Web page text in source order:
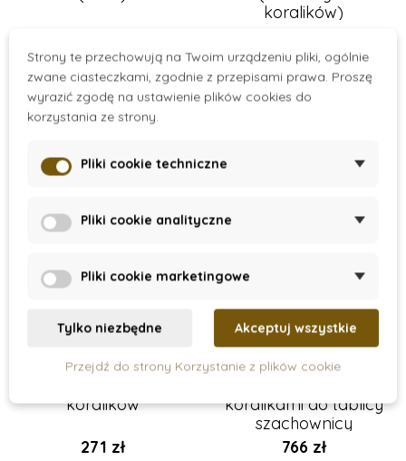
Dodaj do koszyka
koralików)
Dodaj do koszyka
koralików
271 zł
On Stock
koralikami do tablicy
szachownicy
766 zł
Strony te przechowują na Twoim urządzeniu pliki, ogólnie
zwane ciasteczkami, zgodnie z przepisami prawa. Proszę
wyrazić zgodę na ustawienie plików cookies do
korzystania ze strony.
Pliki cookie techniczne
Pliki cookie analityczne
Pliki cookie marketingowe
Tylko niezbędne Akceptuj wszystkie
Przejdź do strony Korzystanie z plików cookie